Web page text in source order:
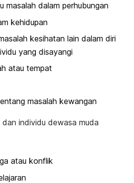
masalah dalam perhubungan
kehidupan
kesihatan lain dalam diri
yang disayangi
atau tempat
masalah kewangan
individu dewasa muda
atau konflik